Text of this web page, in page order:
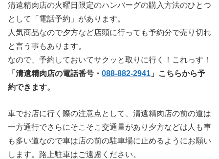
清遠精肉店の火曜日限定のハンバーグの購入方法のひとつ
として「電話予約」があります。
人気商品なので夕方など店頭に行っても予約分で売り切れ
と言う事もあります。
なので、予約しておいてサクッと取りに行く！これっす！
「清遠精肉店の電話番号・ 088-882-2941 」こちらから予
約できます。
車でお店に行く際の注意点として、清遠精肉店の前の道は
一方通行でさらにそこそこ交通量があり夕方などは人も車
も多い道なので車は店の前の駐車場に止めるようにお願い
します。路上駐車はご遠慮ください。